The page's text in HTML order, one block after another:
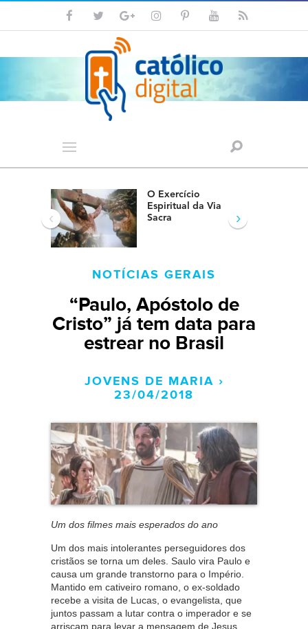
O Exercício
Espiritual da Via
Sacra
‹ ›
NOTÍCIAS GERAIS
“Paulo, Apóstolo de
Cristo” já tem data para
estrear no Brasil
JOVENS DE MARIA ›
23/04/2018
Um dos filmes mais esperados do ano
Um dos mais intolerantes perseguidores dos
cristãos se torna um deles. Saulo vira Paulo e
causa um grande transtorno para o Império.
Mantido em cativeiro romano, o ex-soldado
recebe a visita de Lucas, o evangelista, que
juntos passam a lutar contra o imperador e se
arriscam para levar a mensagem de Jesus